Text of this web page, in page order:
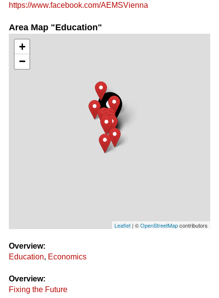
https://www.facebook.com/AEMSVienna
Area Map "Education"
+
−
Leaflet | ©OpenStreetMapcontributors
Overview:
Education, Economics
Overview:
Fixing the Future